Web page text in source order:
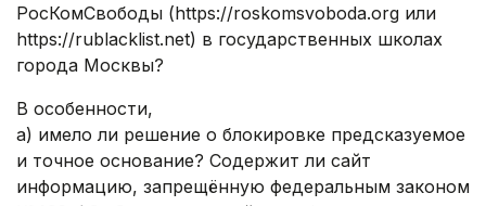
РосКомСвободы (https://roskomsvoboda.org или
https://rublacklist.net) в государственных школах
города Москвы?
В особенности,
a) имело ли решение о блокировке предсказуемое
и точное основание? Содержит ли сайт
информацию, запрещённую федеральным законом